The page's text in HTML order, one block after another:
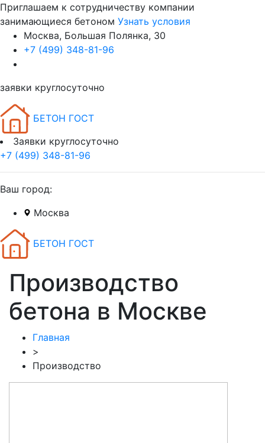
Приглашаем к сотрудничеству компании
занимающиеся бетоном Узнать условия
Москва, Большая Полянка, 30
+7 (499) 348-81-96
заявки круглосуточно
БЕТОН ГОСТ
Заявки круглосуточно
+7 (499) 348-81-96
Ваш город:
Москва
БЕТОН ГОСТ
Производство
бетона в Москве
Главная
>
Производство